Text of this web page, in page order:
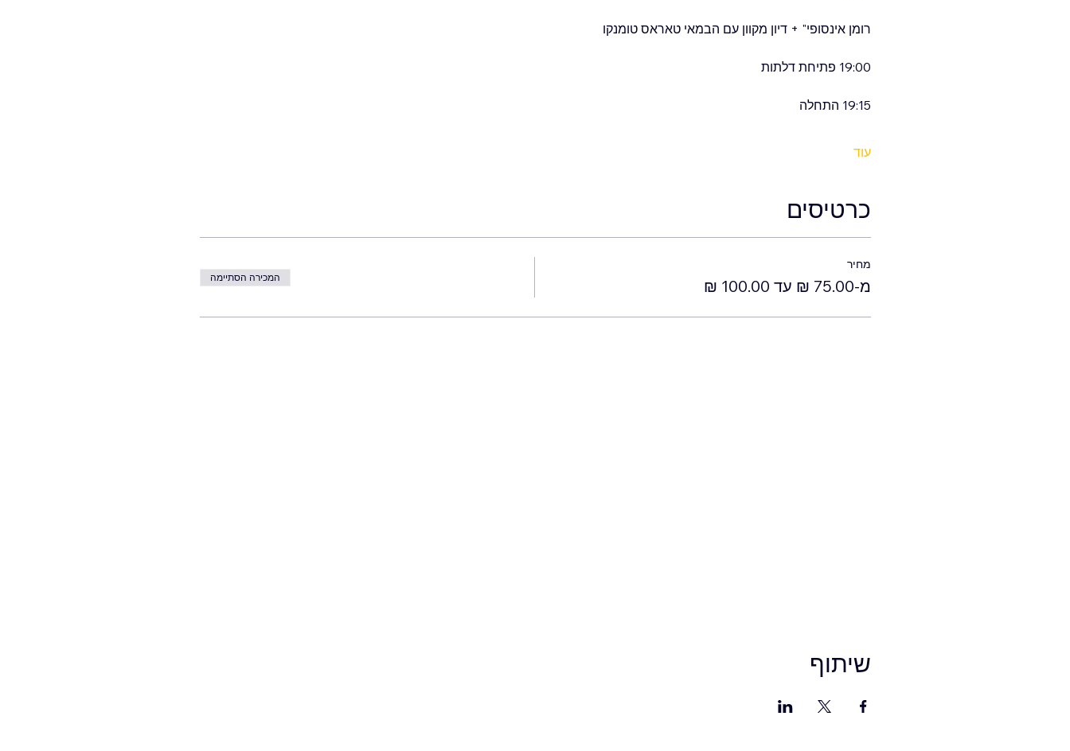
רומן אינסופי" + דיון מקוון עם הבמאי טאראס טומנקו
19:00 פתיחת דלתות
19:15 התחלה
עוד
כרטיסים
מחיר
מ-‏75.00 ‏₪ עד ‏100.00 ‏₪ המכירה הסתיימה
שיתוף